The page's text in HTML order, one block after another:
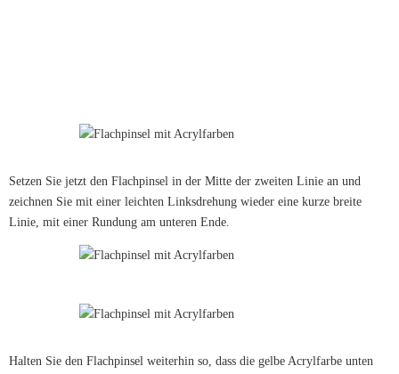
Setzen Sie jetzt den Flachpinsel in der Mitte der zweiten Linie an und
zeichnen Sie mit einer leichten Linksdrehung wieder eine kurze breite
Linie, mit einer Rundung am unteren Ende.
Halten Sie den Flachpinsel weiterhin so, dass die gelbe Acrylfarbe unten